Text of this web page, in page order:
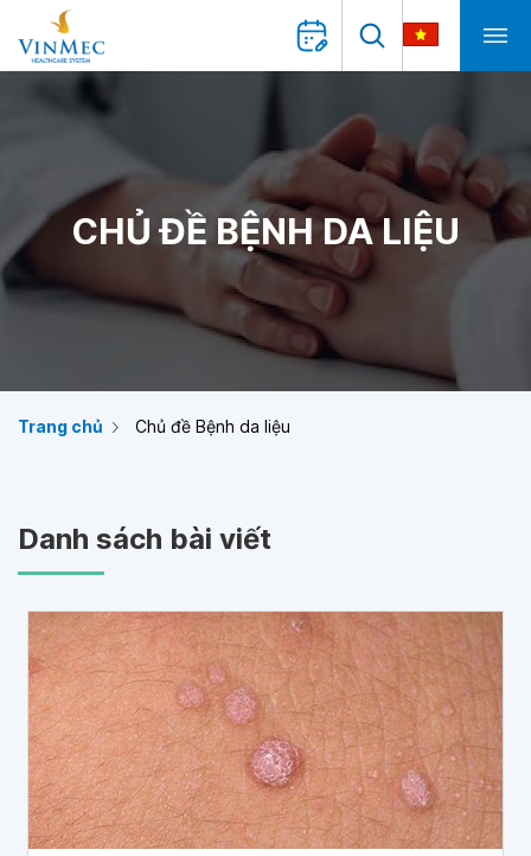
CHỦ ĐỀ BỆNH DA LIỆU
Trang chủ Chủ đề Bệnh da liệu
Danh sách bài viết